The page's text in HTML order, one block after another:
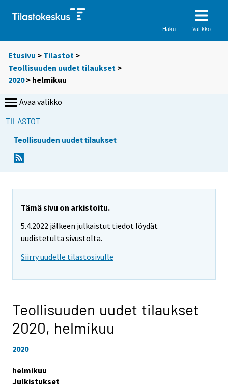
Haku Valikko
Etusivu > Tilastot >
Teollisuuden uudet tilaukset >
2020> helmikuu
Avaa valikko
TILASTOT
Teollisuuden uudet tilaukset
Tämä sivu on arkistoitu.
5.4.2022 jälkeen julkaistut tiedot löydät
uudistetulta sivustolta.
Siirry uudelle tilastosivulle
Teollisuuden uudet tilaukset
2020, helmikuu
2020
helmikuu
Julkistukset